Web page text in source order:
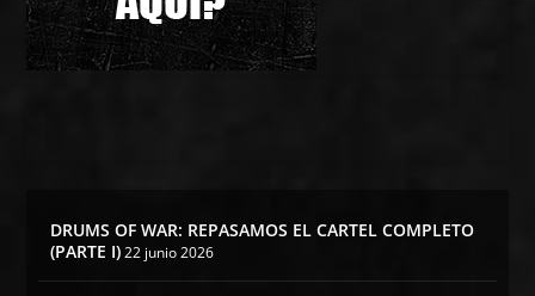
DRUMS OF WAR: REPASAMOS EL CARTEL COMPLETO
(PARTE I) 22 junio 2026